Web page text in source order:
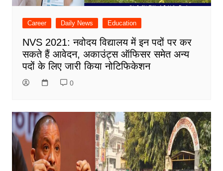
Career Daily News Education
NVS 2021: नवोदय विद्यालय में इन पदों पर कर
सकते हैं आवेदन, अकाउंट्स ऑफिसर समेत अन्य
पदों के लिए जारी किया नोटिफिकेशन
0